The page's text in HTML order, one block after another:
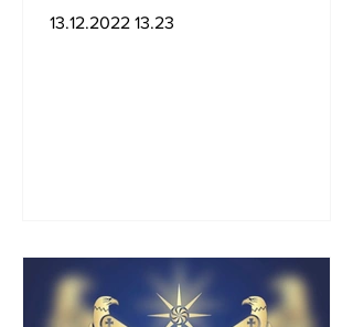
միջանցքում
13.12.2022 13.23